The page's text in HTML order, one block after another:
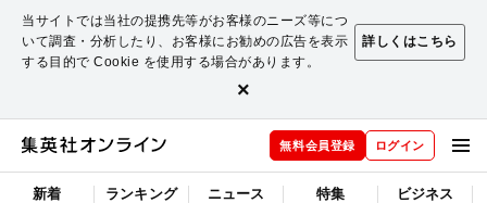
当サイトでは当社の提携先等がお客様のニーズ等につ
いて調査・分析したり、お客様にお勧めの広告を表示
する目的で Cookie を使用する場合があります。
詳しくはこちら
×
無料会員登録 ログイン
新着 ランキング ニュース 特集 ビジネス